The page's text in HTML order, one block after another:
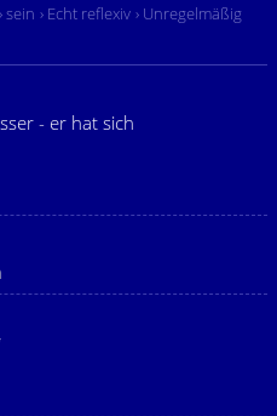
› sein › Echt reflexiv › Unregelmäßig
- er hat sich